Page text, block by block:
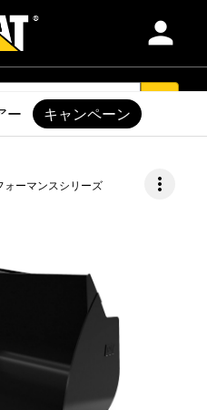
person
ォーマンスシリーズ more_vert
ー キャンペーン